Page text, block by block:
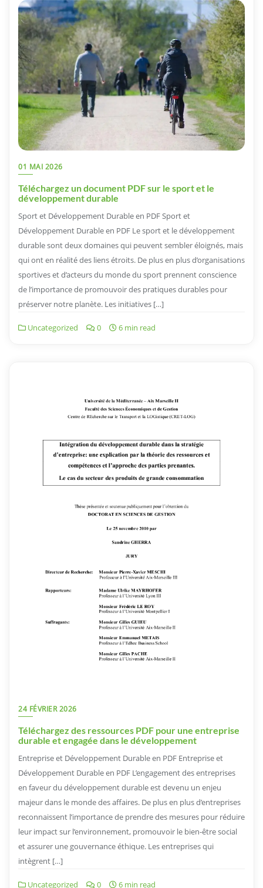
01 MAI 2026
Téléchargez un document PDF sur le sport et le
développement durable
Sport et Développement Durable en PDF Sport et
Développement Durable en PDF Le sport et le développement
durable sont deux domaines qui peuvent sembler éloignés, mais
qui ont en réalité des liens étroits. De plus en plus d’organisations
sportives et d’acteurs du monde du sport prennent conscience
de l’importance de promouvoir des pratiques durables pour
préserver notre planète. Les initiatives […]
Uncategorized 0 6 min read
24 FÉVRIER 2026
Téléchargez des ressources PDF pour une entreprise
durable et engagée dans le développement
Entreprise et Développement Durable en PDF Entreprise et
Développement Durable en PDF L’engagement des entreprises
en faveur du développement durable est devenu un enjeu
majeur dans le monde des affaires. De plus en plus d’entreprises
reconnaissent l’importance de prendre des mesures pour réduire
leur impact sur l’environnement, promouvoir le bien-être social
et assurer une gouvernance éthique. Les entreprises qui
intègrent […]
Uncategorized 0 6 min read